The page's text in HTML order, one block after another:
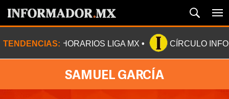
TENDENCIAS: HORARIOS LIGA MX CÍRCULO
SAMUEL GARCÍA